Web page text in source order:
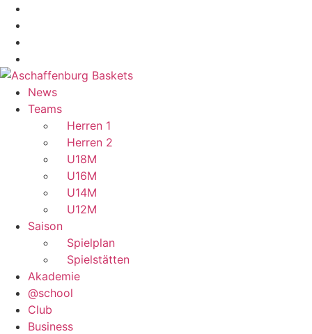
Zum
Inhalt
wechseln
News
Teams
Herren 1
Herren 2
U18M
U16M
U14M
U12M
Saison
Spielplan
Spielstätten
Akademie
@school
Club
Business